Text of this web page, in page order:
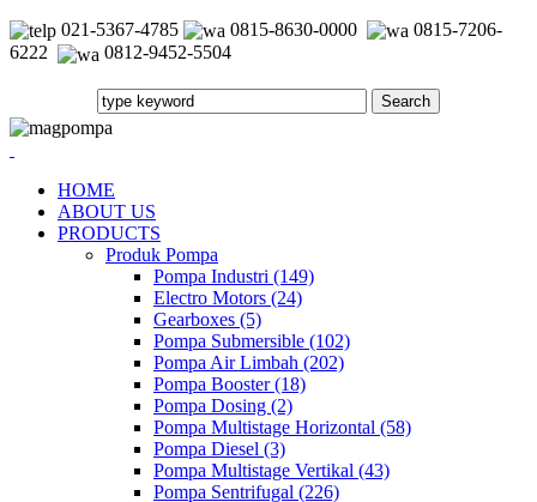
021-5367-4785 0815-8630-0000
0815-7206-
6222
0812-9452-5504
HOME
ABOUT US
PRODUCTS
Produk Pompa
Pompa Industri (149)
Electro Motors (24)
Gearboxes (5)
Pompa Submersible (102)
Pompa Air Limbah (202)
Pompa Booster (18)
Pompa Dosing (2)
Pompa Multistage Horizontal (58)
Pompa Diesel (3)
Pompa Multistage Vertikal (43)
Pompa Sentrifugal (226)